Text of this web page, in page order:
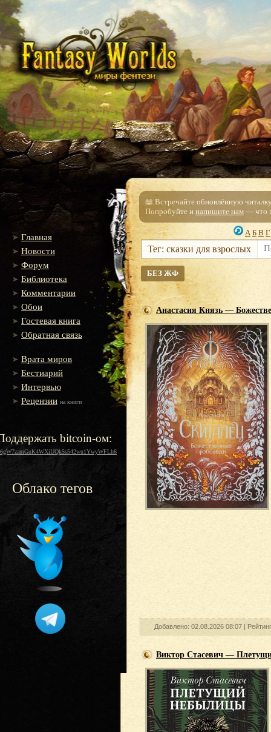
Главная
Новости
Форум
Библиотека
Комментарии
Обои
Гостевая книга
Обратная связь
Врата миров
Бестиарий
Интервью
Рецензии на книги
bitcoin-ом:
Облако тегов
📖 Встречайте обновлённую
Попробуйте и напишите нам — что
А Б В Г
Тег: сказки для взрослых
БЕЗ ЖФ
Анастасия Князь —
Добавлено: 02.08.2026 08:07 |
Виктор Стасевич —